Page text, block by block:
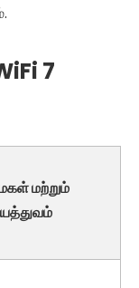
7
மற்றும்